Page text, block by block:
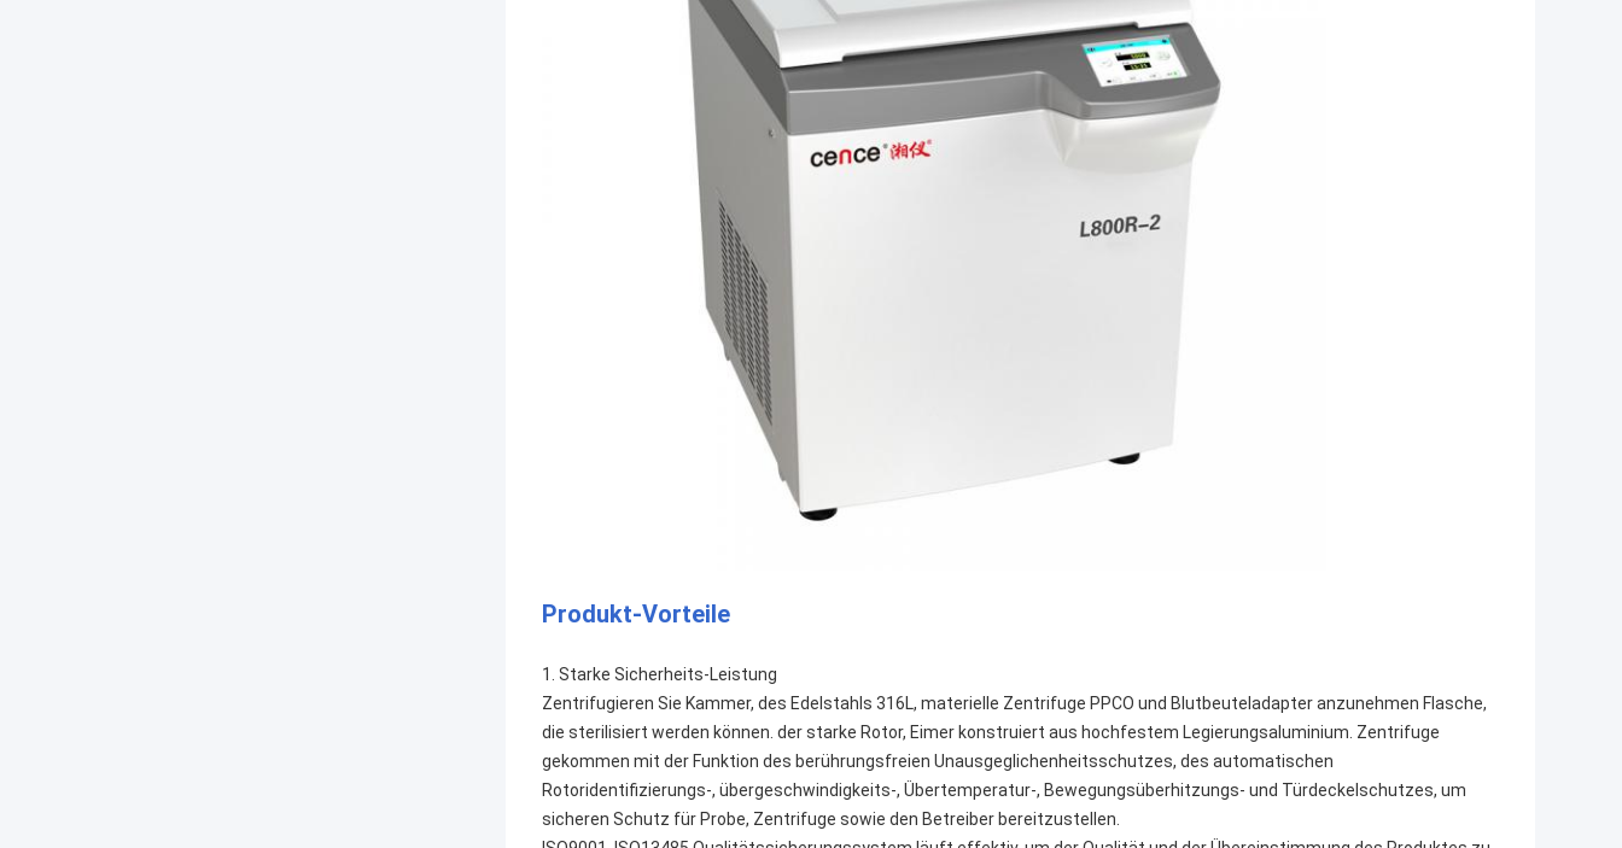
Produkt-Vorteile
1. Starke Sicherheits-Leistung
Zentrifugieren Sie Kammer, des Edelstahls 316L, materielle Zentrifuge PPCO und Blutbeuteladapter anzunehmen Flasche,
die sterilisiert werden können. der starke Rotor, Eimer konstruiert aus hochfestem Legierungsaluminium. Zentrifuge
gekommen mit der Funktion des berührungsfreien Unausgeglichenheitsschutzes, des automatischen
Rotoridentifizierungs-, übergeschwindigkeits-, Übertemperatur-, Bewegungsüberhitzungs- und Türdeckelschutzes, um
sicheren Schutz für Probe, Zentrifuge sowie den Betreiber bereitzustellen.